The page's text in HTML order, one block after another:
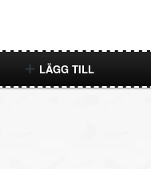
LÄGG TILL